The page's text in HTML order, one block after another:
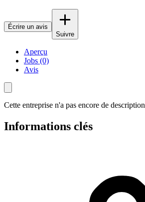
Écrire un avis
Suivre
Aperçu
Jobs (0)
Avis
Cette entreprise n'a pas encore de description
Informations clés